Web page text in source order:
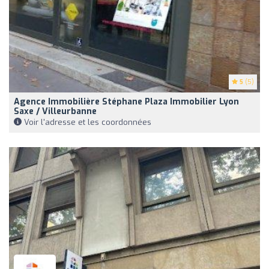
5 (5)
Agence Immobilière Stéphane Plaza Immobilier Lyon
Saxe / Villeurbanne
Voir l'adresse et les coordonnées